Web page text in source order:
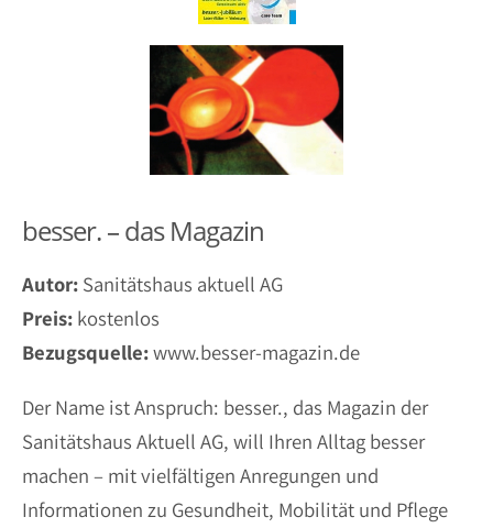
besser. – das Magazin
Autor: Sanitätshaus aktuell AG
Preis: kostenlos
Bezugsquelle:www.besser-magazin.de
Der Name ist Anspruch: besser., das Magazin der
Sanitätshaus Aktuell AG, will Ihren Alltag besser
machen – mit vielfältigen Anregungen und
Informationen zu Gesundheit, Mobilität und Pflege